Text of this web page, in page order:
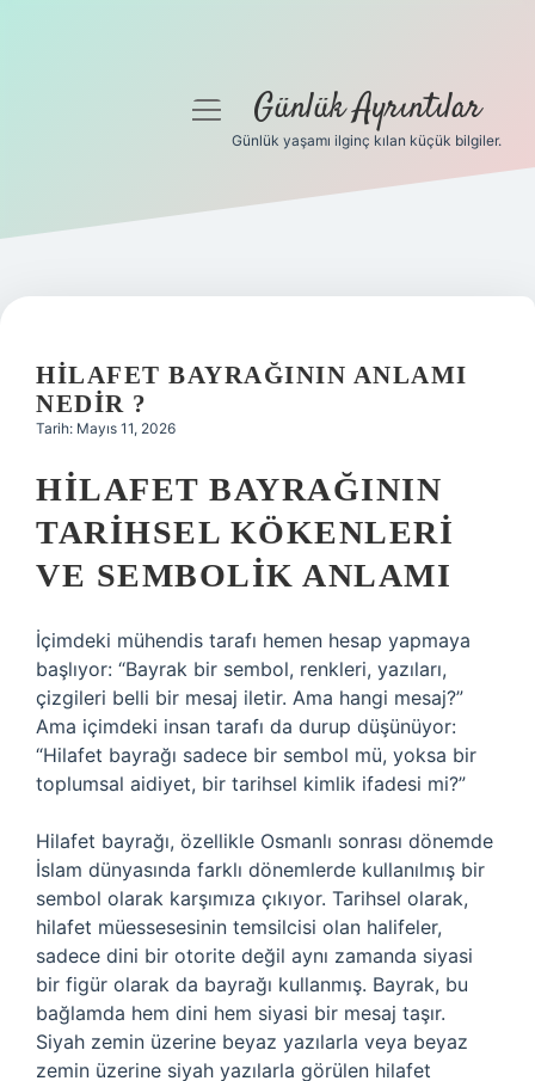
Gizlilik Politikası
Yasal Uyarı
menüyüGünlük Ayrıntılar
Günlük yaşamı ilginç kılan küçük bilgiler.
HILAFET BAYRAĞININ ANLAMI
NEDIR ?
Tarih: Mayıs 11, 2026
HILAFET BAYRAĞININ
TARIHSEL KÖKENLERI
VE SEMBOLIK ANLAMI
İçimdeki mühendis tarafı hemen hesap yapmaya
başlıyor: “Bayrak bir sembol, renkleri, yazıları,
çizgileri belli bir mesaj iletir. Ama hangi mesaj?”
Ama içimdeki insan tarafı da durup düşünüyor:
“Hilafet bayrağı sadece bir sembol mü, yoksa bir
toplumsal aidiyet, bir tarihsel kimlik ifadesi mi?”
Hilafet bayrağı, özellikle Osmanlı sonrası dönemde
İslam dünyasında farklı dönemlerde kullanılmış bir
sembol olarak karşımıza çıkıyor. Tarihsel olarak,
hilafet müessesesinin temsilcisi olan halifeler,
sadece dini bir otorite değil aynı zamanda siyasi
bir figür olarak da bayrağı kullanmış. Bayrak, bu
bağlamda hem dini hem siyasi bir mesaj taşır.
Siyah zemin üzerine beyaz yazılarla veya beyaz
zemin üzerine siyah yazılarla görülen hilafet